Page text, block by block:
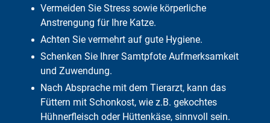
Vermeiden Sie Stress sowie körperliche
Anstrengung für Ihre Katze.
Achten Sie vermehrt auf gute Hygiene.
Schenken Sie Ihrer Samtpfote Aufmerksamkeit
und Zuwendung.
Nach Absprache mit dem Tierarzt, kann das
Füttern mit Schonkost, wie z.B. gekochtes
Hühnerfleisch oder Hüttenkäse, sinnvoll sein.